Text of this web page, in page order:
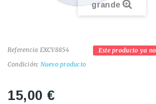
grande
Referencia EXCV8854
Condición: Nuevo producto
Este producto ya
15,00 €